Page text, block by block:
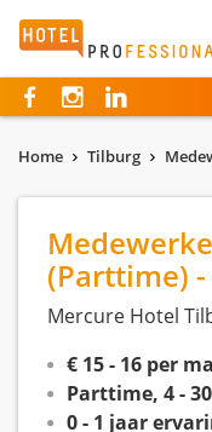
Hotelprofessionals
Home Tilburg
(Parttime)
Mercure Hotel
€ 15 - 16 per
Parttime, 4 -
0 - 1 jaar